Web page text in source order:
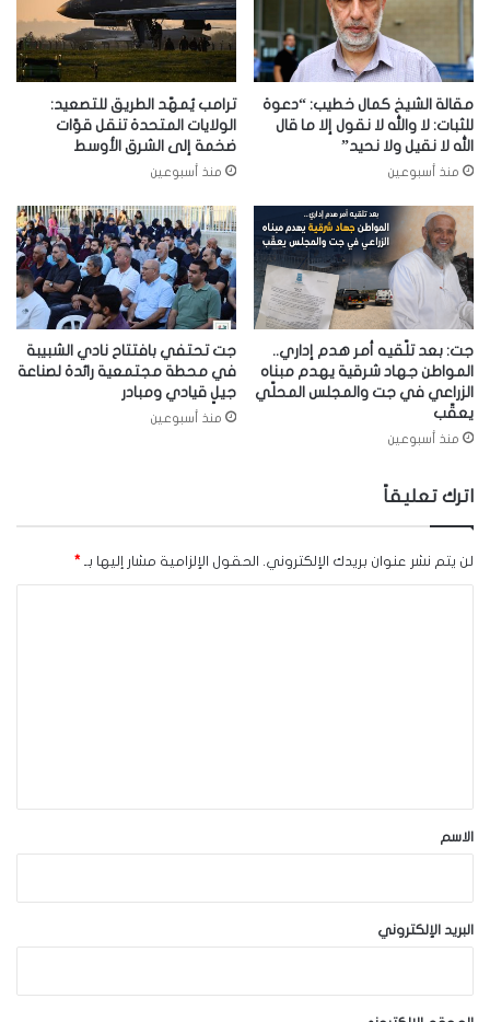
مقالة الشيخ كمال خطيب: “دعوة
للثبات: لا والله لا نقول إلا ما قال
الله لا نقيل ولا نحيد”
منذ أسبوعين
ترامب يُمهّد الطريق للتصعيد:
الولايات المتحدة تنقل قوّات
ضخمة إلى الشرق الأوسط
منذ أسبوعين
جت: بعد تلّقيه أمر هدم إداري..
المواطن جهاد شرقية يهدم مبناه
الزراعي في جت والمجلس المحلّي
يعقّب
منذ أسبوعين
جت تحتفي بافتتاح نادي الشبيبة
في محطة مجتمعية رائدة لصناعة
جيلٍ قيادي ومبادر
منذ أسبوعين
اترك تعليقاً
لن يتم نشر عنوان بريدك الإلكتروني. الحقول الإلزامية مشار إليها بـ *
*الاسم
البريد الإلكتروني